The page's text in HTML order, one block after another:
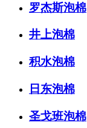
罗杰斯泡棉
井上泡棉
积水泡棉
日东泡棉
圣戈班泡棉